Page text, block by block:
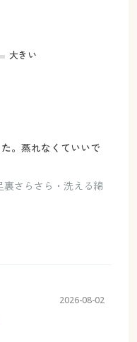
大きい
。蒸れなくていいで
裏さらさら・洗える綿
2026-08-02